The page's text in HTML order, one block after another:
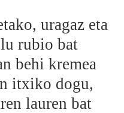
uragaz eta
rubio bat
behi kremea
itxiko dogu,
lauren bat